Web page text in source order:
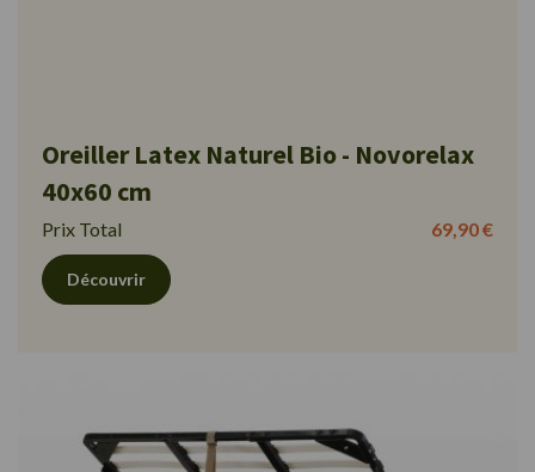
Oreiller Latex Naturel Bio - Novorelax
40x60 cm
Prix Total 69,90 €
Découvrir